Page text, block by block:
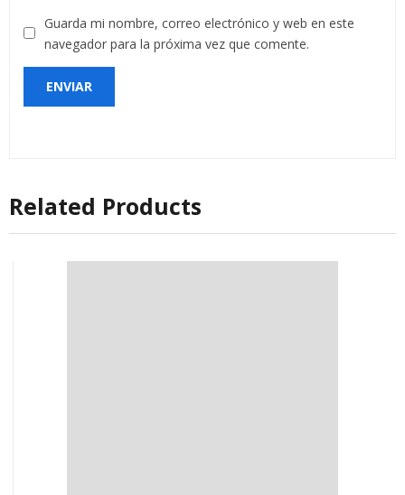
Guarda mi nombre, correo electrónico y web en este
navegador para la próxima vez que comente.
Related Products